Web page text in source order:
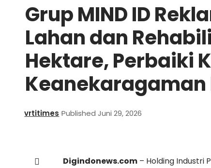
Grup MIND ID
Lahan dan
Hektare, Perbaiki
Keanekaragaman
vrtitimes Published Juni 29, 2026
Digindonews.com – Holding Industri